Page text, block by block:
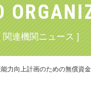
関連機関ニュース ]
力向上計画のための無償資